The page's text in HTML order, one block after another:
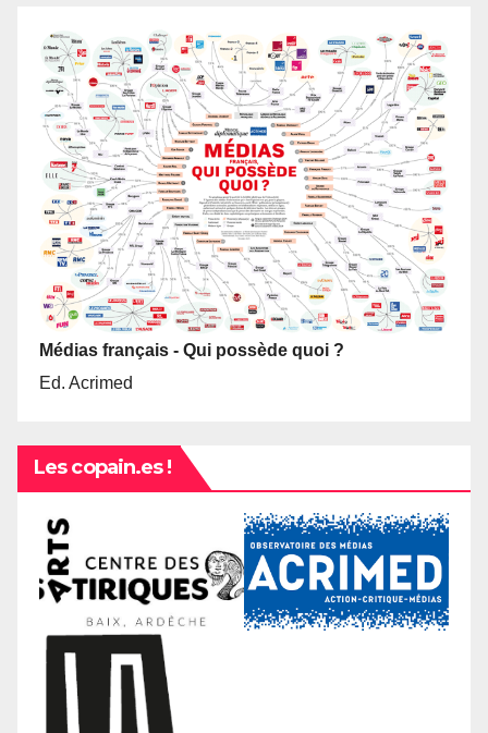
Médias français - Qui possède quoi ?
Ed. Acrimed
Les copain.es !